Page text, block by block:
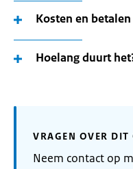
Kosten en betalen
Hoelang duurt
VRAGEN OVER DIT
Neem contact op